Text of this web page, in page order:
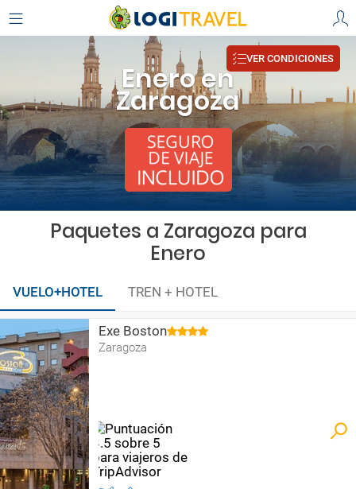
Enero en
Zaragoza
VER CONDICIONES
Paquetes a Zaragoza para
Enero
VUELO+HOTEL TREN + HOTEL
Exe Boston
Zaragoza